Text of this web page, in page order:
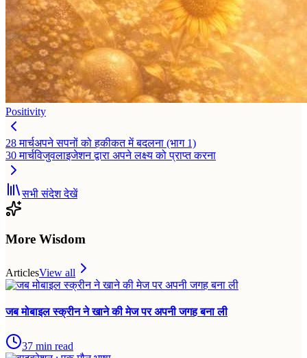
Positivity
28 मार्चअपने सपनों को हकीकत में बदलना (भाग 1)
30 मार्चविजुवलाइजेशन द्वारा अपने लक्ष्य को प्राप्त करना
सभी संदेश देखें
More Wisdom
ArticlesView all
जब मोबाइल स्क्रीन ने खाने की मेज पर अपनी जगह बना ली
37 min read